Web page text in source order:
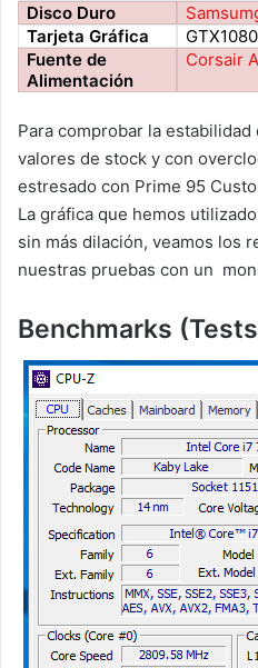
Disco Duro
Tarjeta Gráfica
Fuente de
Alimentación
Corsair
Para comprobar la
valores de stock y con
estresado con Prime 95
La gráfica que hemos
sin más dilación, veamos los
nuestras pruebas con un
Benchmarks